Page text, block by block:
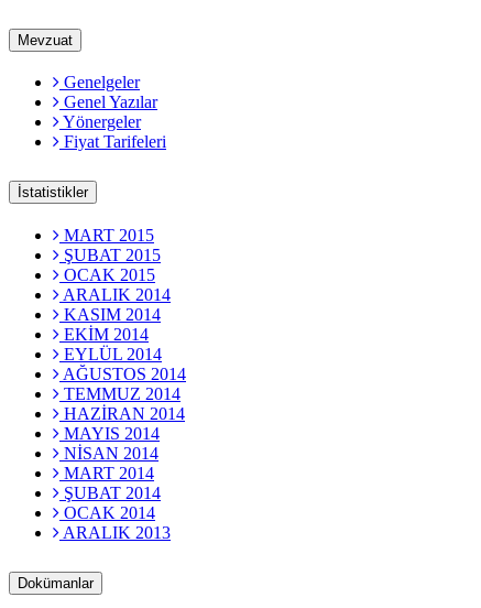
Mevzuat
Genelgeler
Genel Yazılar
Yönergeler
Fiyat Tarifeleri
İstatistikler
MART 2015
ŞUBAT 2015
OCAK 2015
ARALIK 2014
KASIM 2014
EKİM 2014
EYLÜL 2014
AĞUSTOS 2014
TEMMUZ 2014
HAZİRAN 2014
MAYIS 2014
NİSAN 2014
MART 2014
ŞUBAT 2014
OCAK 2014
ARALIK 2013
Dokümanlar